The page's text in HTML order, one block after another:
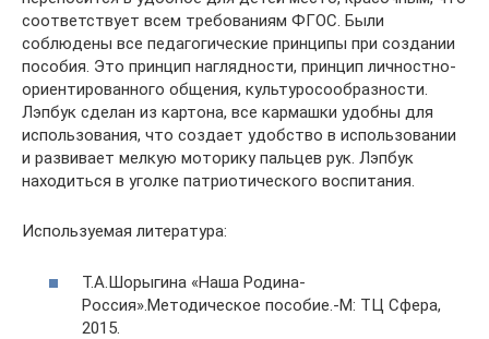
соответствует всем требованиям ФГОС. Были
соблюдены все педагогические принципы при создании
пособия. Это принцип наглядности, принцип личностно-
ориентированного общения, культуросообразности.
Лэпбук сделан из картона, все кармашки удобны для
использования, что создает удобство в использовании
и развивает мелкую моторику пальцев рук. Лэпбук
находиться в уголке патриотического воспитания.
Используемая литература:
Т.А.Шорыгина «Наша Родина-
Россия».Методическое пособие.-М: ТЦ Сфера,
2015.